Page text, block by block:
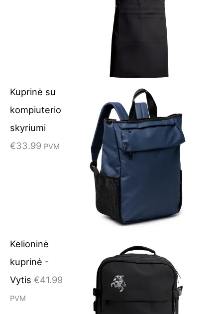
Kuprinė su
kompiuterio
skyriumi
€33.99 PVM
Kelioninė
kuprinė -
Vytis €41.99
PVM